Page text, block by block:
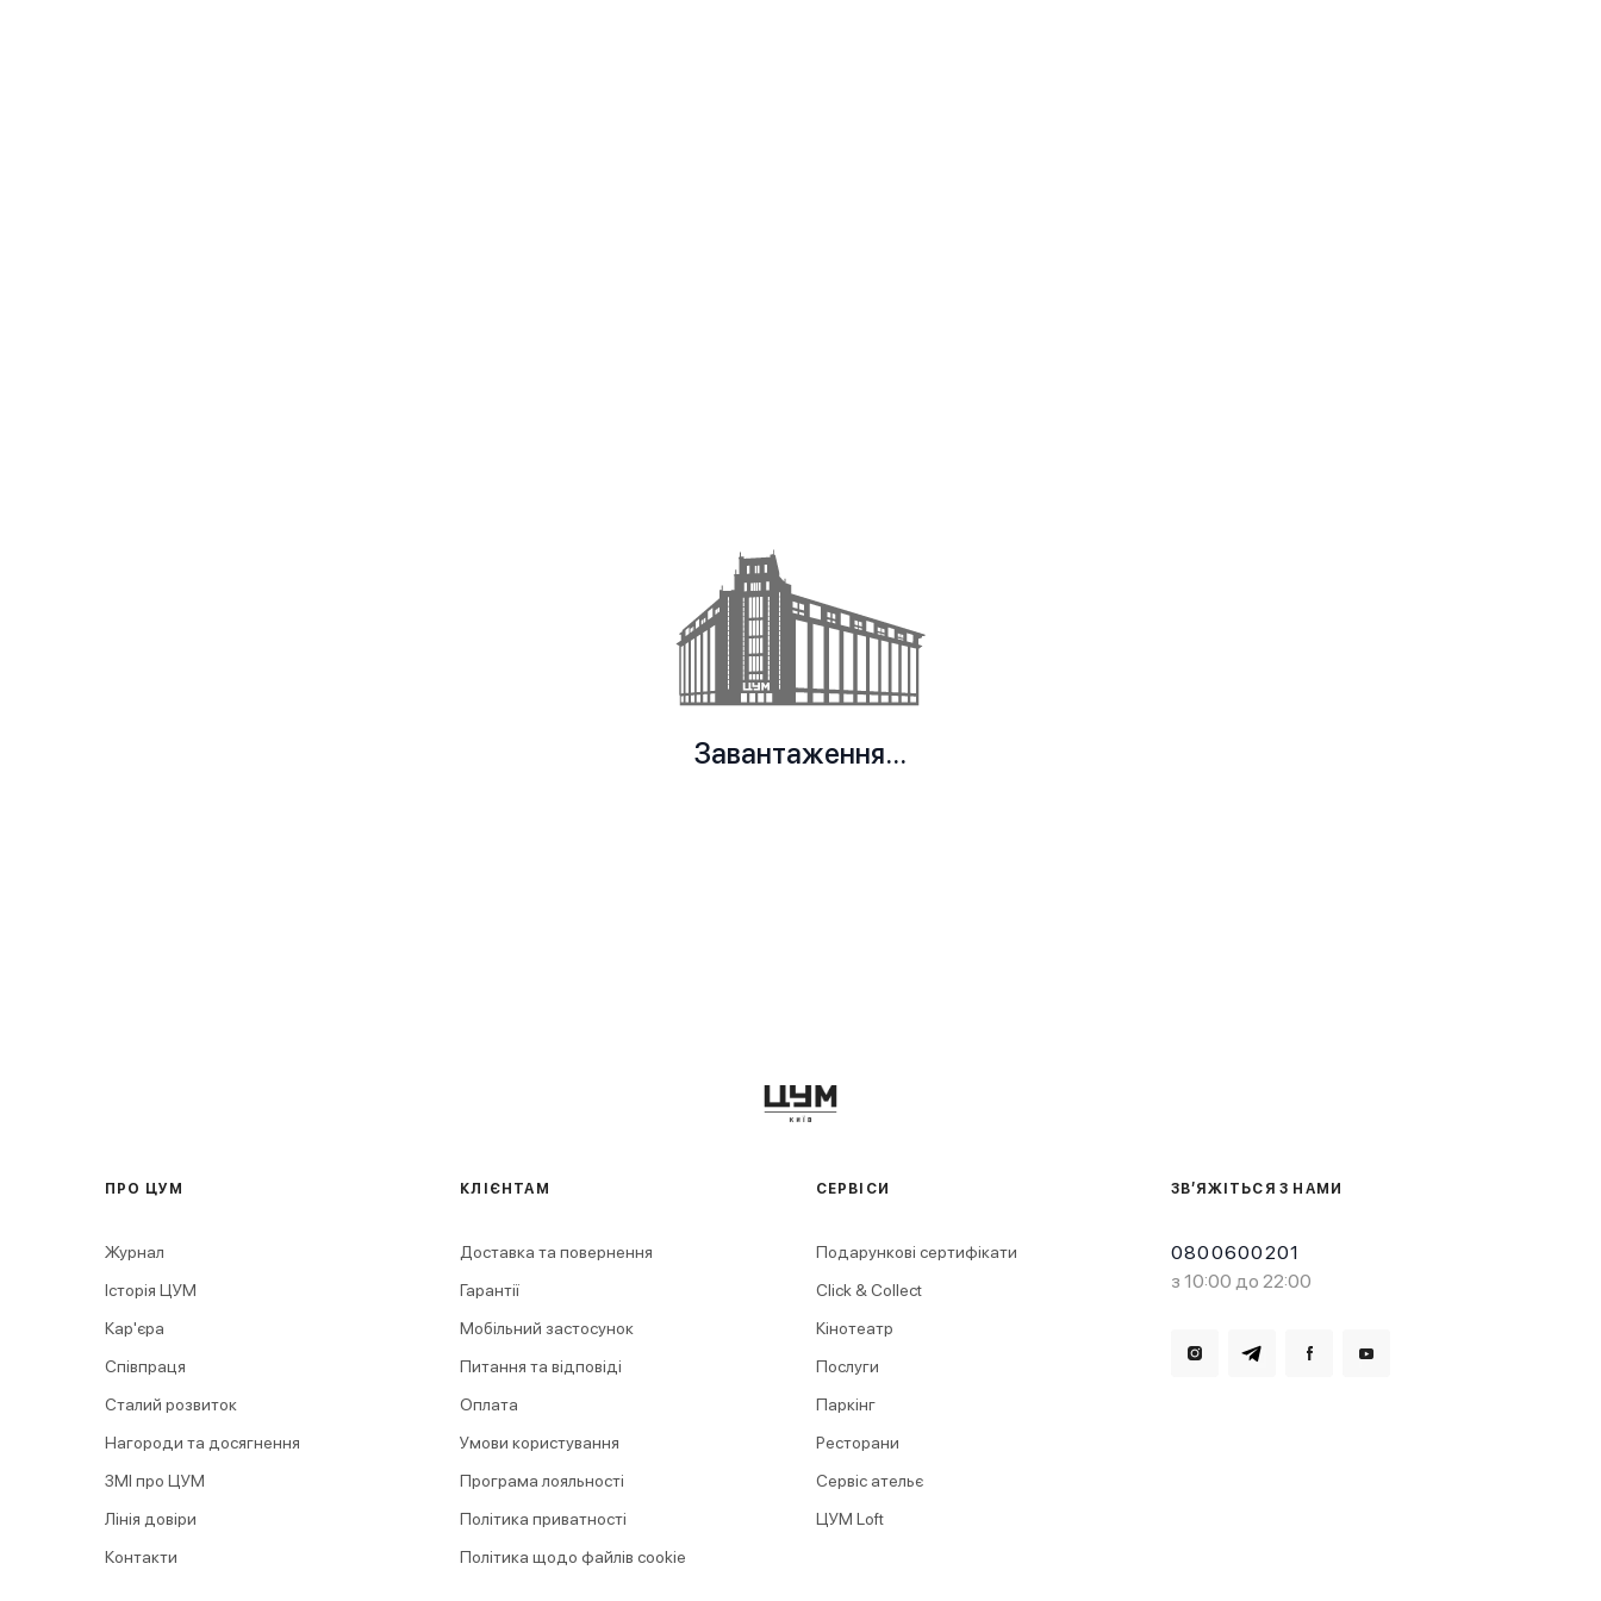
Завантаження...
ЗВ’ЯЖІТЬСЯ З НАМИ
0800600201
з 10:00 до 22:00
ПРО ЦУМ
Журнал
Історія ЦУМ
Кар'єра
Співпраця
Сталий розвиток
Нагороди та досягнення
ЗМІ про ЦУМ
Лінія довіри
Контакти
КЛІЄНТАМ
Доставка та повернення
Гарантії
Мобільний застосунок
Питання та відповіді
Оплата
Умови користування
Програма лояльності
Політика приватності
Політика щодо файлів cookie
СЕРВІСИ
Подарункові сертифікати
Click & Collect
Кінотеатр
Послуги
Паркінг
Ресторани
Сервіс ательє
ЦУМ Loft